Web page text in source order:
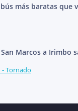
más baratas que
Marcos a Irimbo
Tornado